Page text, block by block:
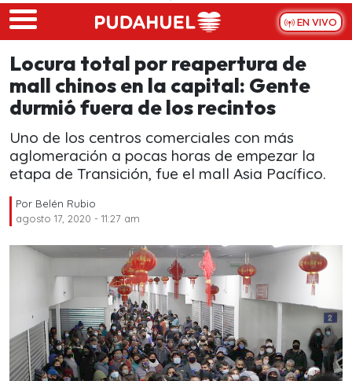
Skip to main content
EN VIVO
Locura total por reapertura de
mall chinos en la capital: Gente
durmió fuera de los recintos
Uno de los centros comerciales con más
aglomeración a pocas horas de empezar la
etapa de Transición, fue el mall Asia Pacífico.
Por Belén Rubio
agosto 17, 2020 - 11:27 am